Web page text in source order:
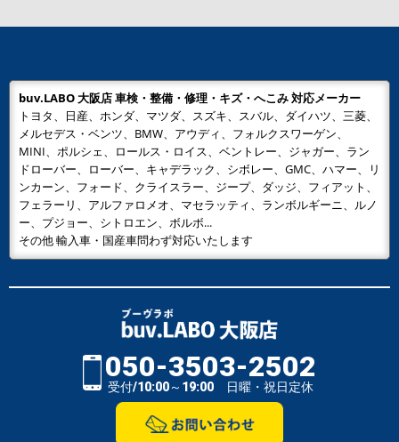
buv.LABO 大阪店 車検・整備・修理・キズ・へこみ 対応メーカー
トヨタ、日産、ホンダ、マツダ、スズキ、スバル、ダイハツ、三菱、
メルセデス・ベンツ、BMW、アウディ、フォルクスワーゲン、
MINI、ポルシェ、ロールス・ロイス、ベントレー、ジャガー、ラン
ドローバー、ローバー、キャデラック、シボレー、GMC、ハマー、リ
ンカーン、フォード、クライスラー、ジープ、ダッジ、フィアット、
フェラーリ、アルファロメオ、マセラッティ、ランボルギーニ、ルノ
ー、プジョー、シトロエン、ボルボ...
その他 輸入車・国産車問わず対応いたします
050-3503-2502
受付/10:00～19:00 日曜・祝日定休